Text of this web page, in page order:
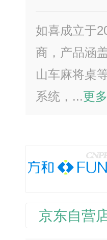
如喜成立于
商，产品涵
山车麻将桌
系统，...更
京东自营